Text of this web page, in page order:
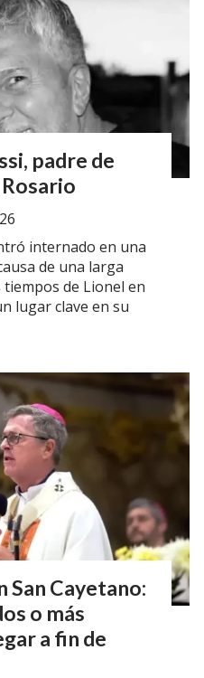
padre de
internado en una
de una larga
de Lionel en
lugar clave en su
San Cayetano:
o más
a fin de